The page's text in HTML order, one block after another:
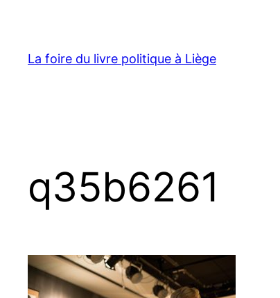
contenu
La foire du livre politique à Liège
q35b6261